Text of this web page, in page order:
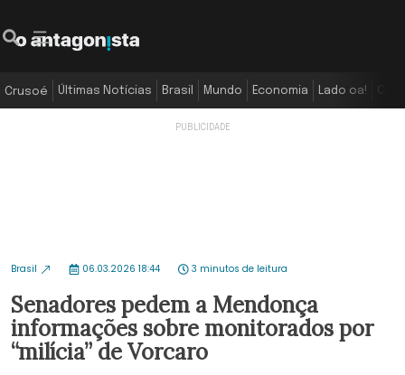
Crusoé Últimas Notícias Brasil Mundo Economia Lado oa!
Brasil 06.03.2026 18:44 3 minutos de leitura
Senadores pedem a Mendonça
informações sobre monitorados por
“milícia” de Vorcaro